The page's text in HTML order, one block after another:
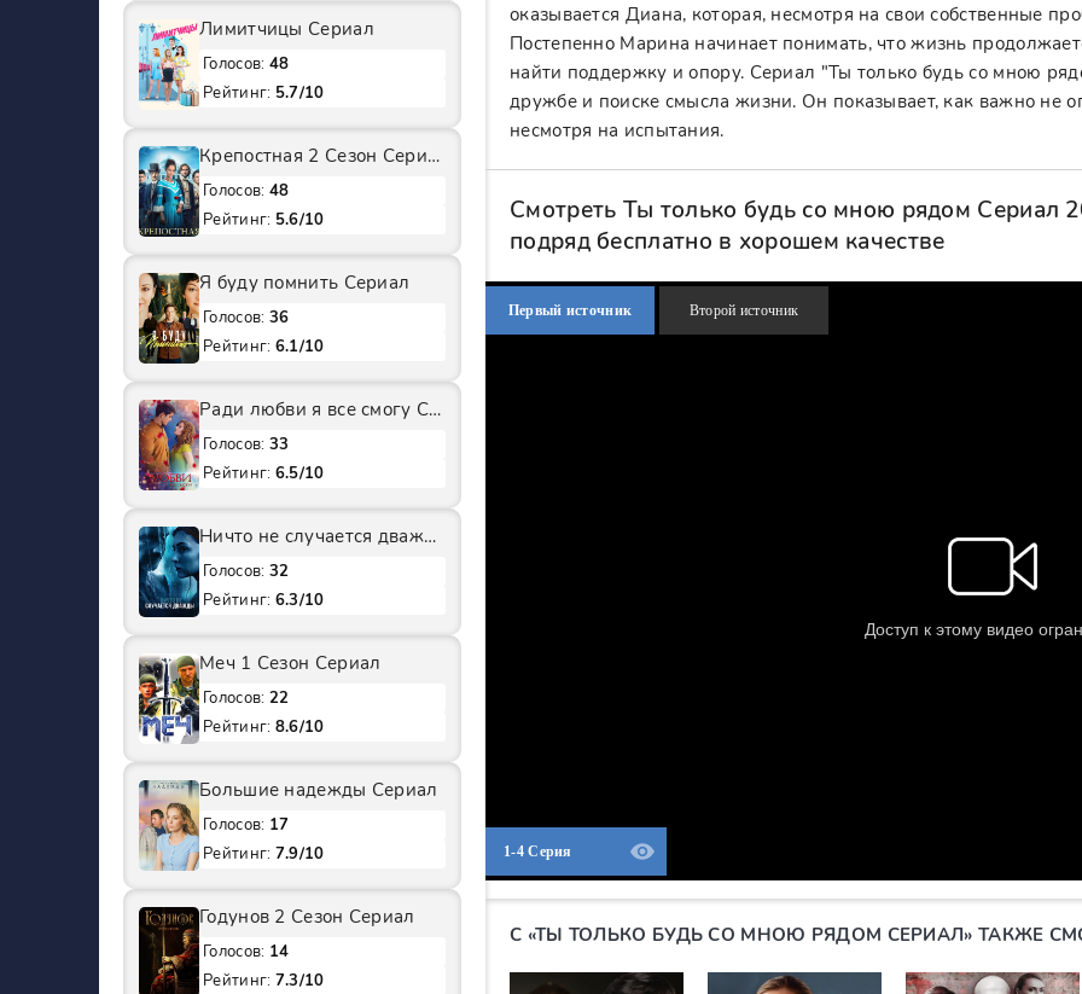
оказывается Диана, которая, несмотря на свои собственные
Постепенно Марина начинает понимать, что жизнь
найти поддержку и опору. Сериал "Ты только будь со мною
дружбе и поиске смысла жизни. Он показывает, как важно не
несмотря на испытания.
Смотреть Ты только будь со мною рядом Сериал
подряд бесплатно в хорошем качестве
Первый источник Второй источник
1-4 Серия
С «ТЫ ТОЛЬКО БУДЬ СО МНОЮ РЯДОМ СЕРИАЛ» ТАКЖЕ
Лимитчицы Сериал
Голосов: 48
Рейтинг: 5.7/10
Крепостная 2 Сезон Сериал
Голосов: 48
Рейтинг: 5.6/10
Я буду помнить Сериал
Голосов: 36
Рейтинг: 6.1/10
Ради любви я все смогу Сериал
Голосов: 33
Рейтинг: 6.5/10
Ничто не случается дважды 2 Сезон Сериал
Голосов: 32
Рейтинг: 6.3/10
Меч 1 Сезон Сериал
Голосов: 22
Рейтинг: 8.6/10
Большие надежды Сериал
Голосов: 17
Рейтинг: 7.9/10
Годунов 2 Сезон Сериал
Голосов: 14
Рейтинг: 7.3/10